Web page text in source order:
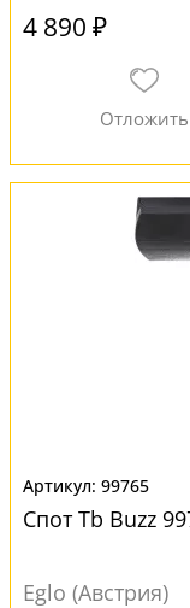
4 890 ₽
99765
Спот Tb Buzz
Eglo (Австрия)